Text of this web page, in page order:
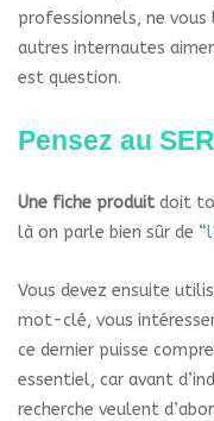
professionnels, ne vous
autres internautes
est question.
Pensez au
Une fiche produit doit
là on parle bien sûr de “
Vous devez ensuite
mot-clé, vous
ce dernier puisse
essentiel, car avant
recherche veulent